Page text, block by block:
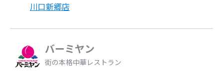
川口新郷店
バーミヤン
街の本格中華レストラン